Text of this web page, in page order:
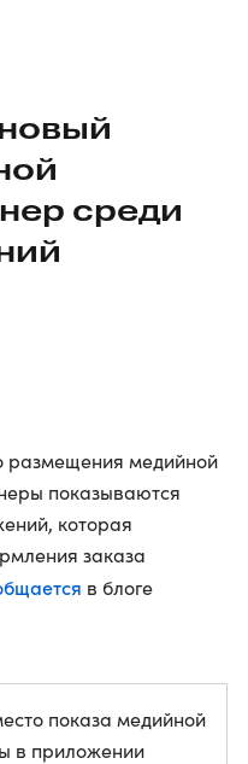
среди
размещения медийной
показываются
которая
заказа
в блоге
показа медийной
в приложении